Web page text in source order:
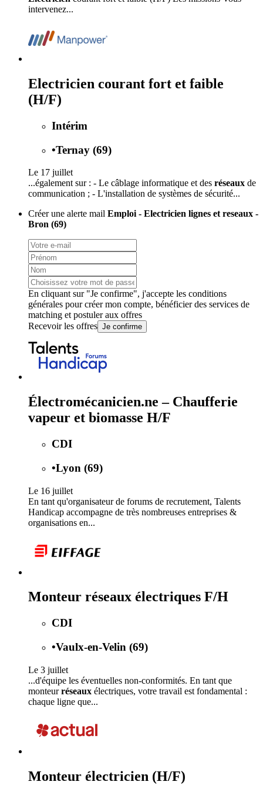
intervenez...
Electricien courant fort et faible
(H/F)
Intérim
•Ternay (69)
Le 17 juillet
...également sur : - Le câblage informatique et des réseaux de
communication ; - L'installation de systèmes de sécurité...
Créer une alerte mail Emploi - Electricien lignes et reseaux -
Bron (69)
En cliquant sur "Je confirme", j'accepte les conditions
générales pour créer mon compte, bénéficier des services de
matching et postuler aux offres
Recevoir les offres Je confirme
Électromécanicien.ne – Chaufferie
vapeur et biomasse H/F
CDI
•Lyon (69)
Le 16 juillet
En tant qu'organisateur de forums de recrutement, Talents
Handicap accompagne de très nombreuses entreprises &
organisations en...
Monteur réseaux électriques F/H
CDI
•Vaulx-en-Velin (69)
Le 3 juillet
...d'équipe les éventuelles non-conformités. En tant que
monteurréseaux électriques, votre travail est fondamental :
chaque ligne que...
Monteur électricien (H/F)